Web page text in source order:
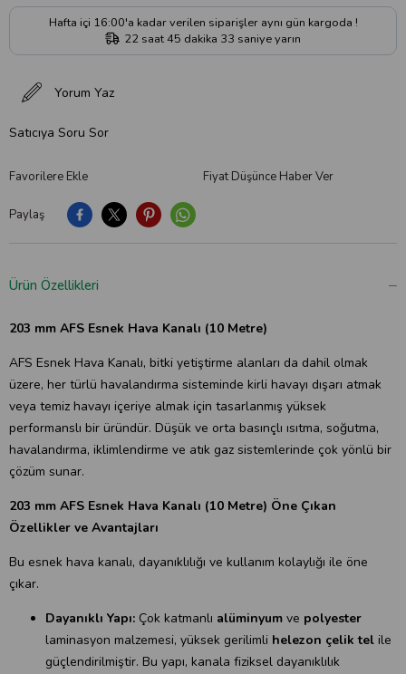
Paylaş
Favorilere Ekle Fiyat Düşünce Haber Ver
Yorum Yaz
Satıcıya Soru Sor
Hafta içi 16:00'a kadar verilen siparişler aynı gün kargoda !
22 saat45 dakika 33 saniyeyarın
Ürün Özellikleri
203 mm AFS Esnek Hava Kanalı (10 Metre)
AFS Esnek Hava Kanalı, bitki yetiştirme alanları da dahil olmak
üzere, her türlü havalandırma sisteminde kirli havayı dışarı atmak
veya temiz havayı içeriye almak için tasarlanmış yüksek
performanslı bir üründür. Düşük ve orta basınçlı ısıtma, soğutma,
havalandırma, iklimlendirme ve atık gaz sistemlerinde çok yönlü bir
çözüm sunar.
203 mm AFS Esnek Hava Kanalı (10 Metre) Öne Çıkan
Özellikler ve Avantajları
Bu esnek hava kanalı, dayanıklılığı ve kullanım kolaylığı ile öne
çıkar.
Dayanıklı Yapı: Çok katmanlı alüminyum ve polyester
laminasyon malzemesi, yüksek gerilimli helezon çelik tel ile
güçlendirilmiştir. Bu yapı, kanala fiziksel dayanıklılık